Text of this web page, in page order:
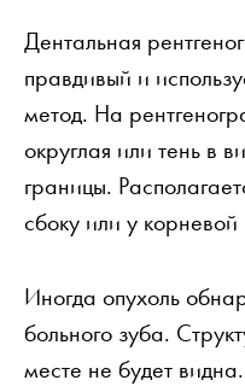
Дентальная
правдивый и
метод. На
округлая или тень в
границы.
сбоку или у
Иногда опухоль
больного зуба.
месте не будет